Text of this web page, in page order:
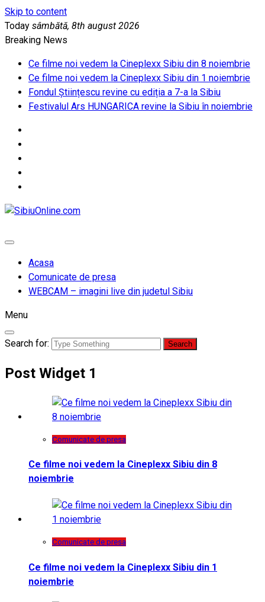
Skip to content
Today sâmbătă, 8th august 2026
Breaking News
Ce filme noi vedem la Cineplexx Sibiu din 8 noiembrie
Ce filme noi vedem la Cineplexx Sibiu din 1 noiembrie
Fondul Științescu revine cu ediția a 7-a la Sibiu
Festivalul Ars HUNGARICA revine la Sibiu în noiembrie
Acasa
Comunicate de presa
WEBCAM – imagini live din judetul Sibiu
Menu
Search for:
Post Widget 1
Comunicate de presa
Ce filme noi vedem la Cineplexx Sibiu din 8
noiembrie
Comunicate de presa
Ce filme noi vedem la Cineplexx Sibiu din 1
noiembrie